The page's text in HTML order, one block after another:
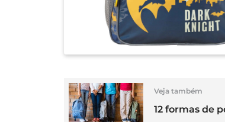
Veja também
12 formas de